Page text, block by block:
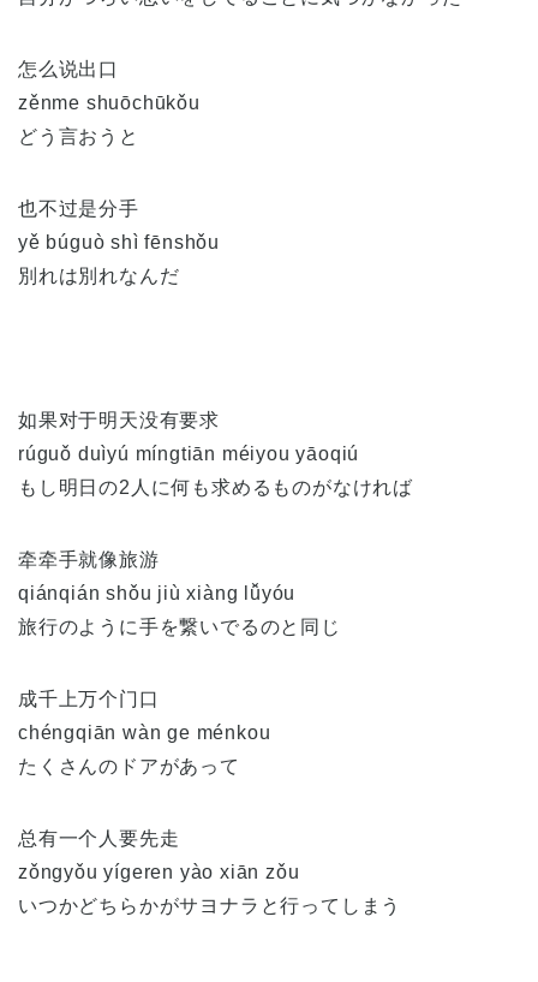
怎么说出口
zěnme shuōchūkǒu
どう言おうと
也不过是分手
yě búguò shì fēnshǒu
別れは別れなんだ
如果对于明天没有要求
rúguǒ duìyú míngtiān méiyou yāoqiú
もし明日の2人に何も求めるものがなければ
牵牵手就像旅游
qiánqián shǒu jiù xiàng lǚyóu
旅行のように手を繋いでるのと同じ
成千上万个门口
chéngqiān wàn ge ménkou
たくさんのドアがあって
总有一个人要先走
zǒngyǒu yígeren yào xiān zǒu
いつかどちらかがサヨナラと行ってしまう